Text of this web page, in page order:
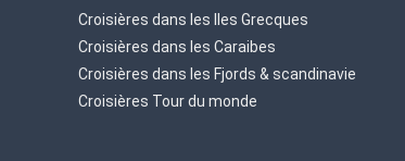
Croisières dans les Iles Grecques
Croisières dans les Caraibes
Croisières dans les Fjords & scandinavie
Croisières Tour du monde